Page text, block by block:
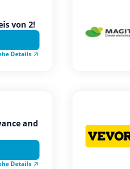
von 2!
Details
and
Details